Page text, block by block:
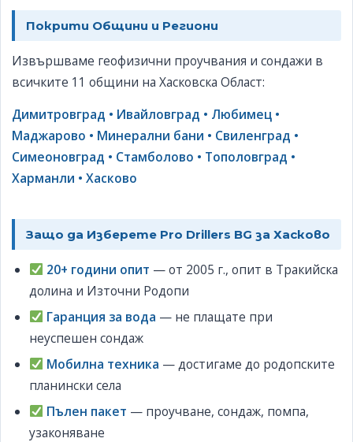
Покрити Общини и Региони
Извършваме геофизични проучвания и сондажи в
всичките 11 общини на Хасковска Област:
Димитровград • Ивайловград • Любимец •
Маджарово • Минерални бани • Свиленград •
Симеоновград • Стамболово • Тополовград •
Харманли • Хасково
Защо да Изберете Pro Drillers BG за Хасково
20+ години опит — от 2005 г., опит в Тракийска
долина и Източни Родопи
Гаранция за вода — не плащате при
неуспешен сондаж
Мобилна техника — достигаме до родопските
планински села
Пълен пакет — проучване, сондаж, помпа,
узаконяване